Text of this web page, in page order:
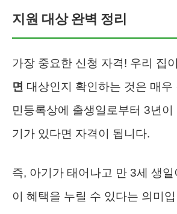
지원 대상 완벽 정리
가장 중요한 신청 자격! 우리 집이
면 대상인지 확인하는 것은 매우
민등록상에 출생일로부터 3년
기가 있다면 자격이 됩니다.
즉, 아기가 태어나고 만 3세 생일
이 혜택을 누릴 수 있다는 의미